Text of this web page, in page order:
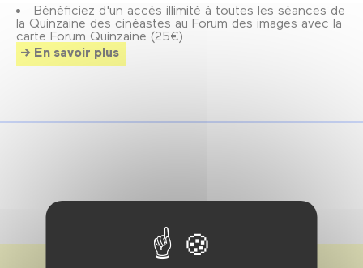
Bénéficiez d'un accès illimité à toutes les séances de
la Quinzaine des cinéastes au Forum des images avec la
carte Forum Quinzaine (25€)
En savoir plus